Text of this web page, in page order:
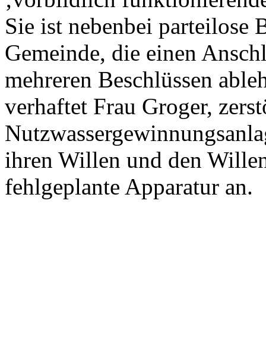
Sie ist nebenbei parteilose
Gemeinde, die einen
mehreren Beschlüssen
verhaftet Frau Groger,
ihren Willen und den
fehlgeplante Apparatur an.